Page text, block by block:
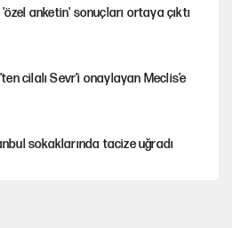
anketin' sonuçları ortaya çıktı
cilalı Sevr’i onaylayan Meclis’e
sokaklarında tacize uğradı